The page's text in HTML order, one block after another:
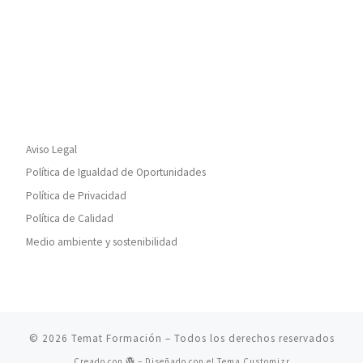
Aviso Legal
Política de Igualdad de Oportunidades
Política de Privacidad
Política de Calidad
Medio ambiente y sostenibilidad
© 2026 Temat Formación – Todos los derechos reservados